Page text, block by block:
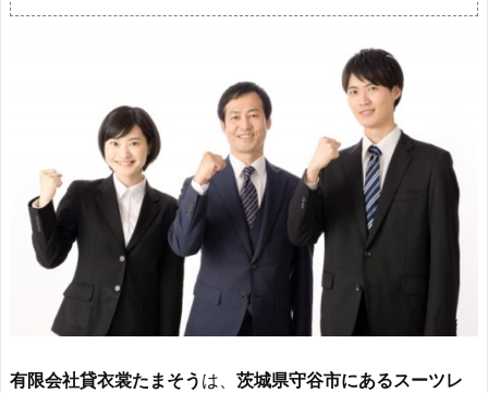
有限会社貸衣裳たまそうは、 茨城県守谷市にあるスーツレ